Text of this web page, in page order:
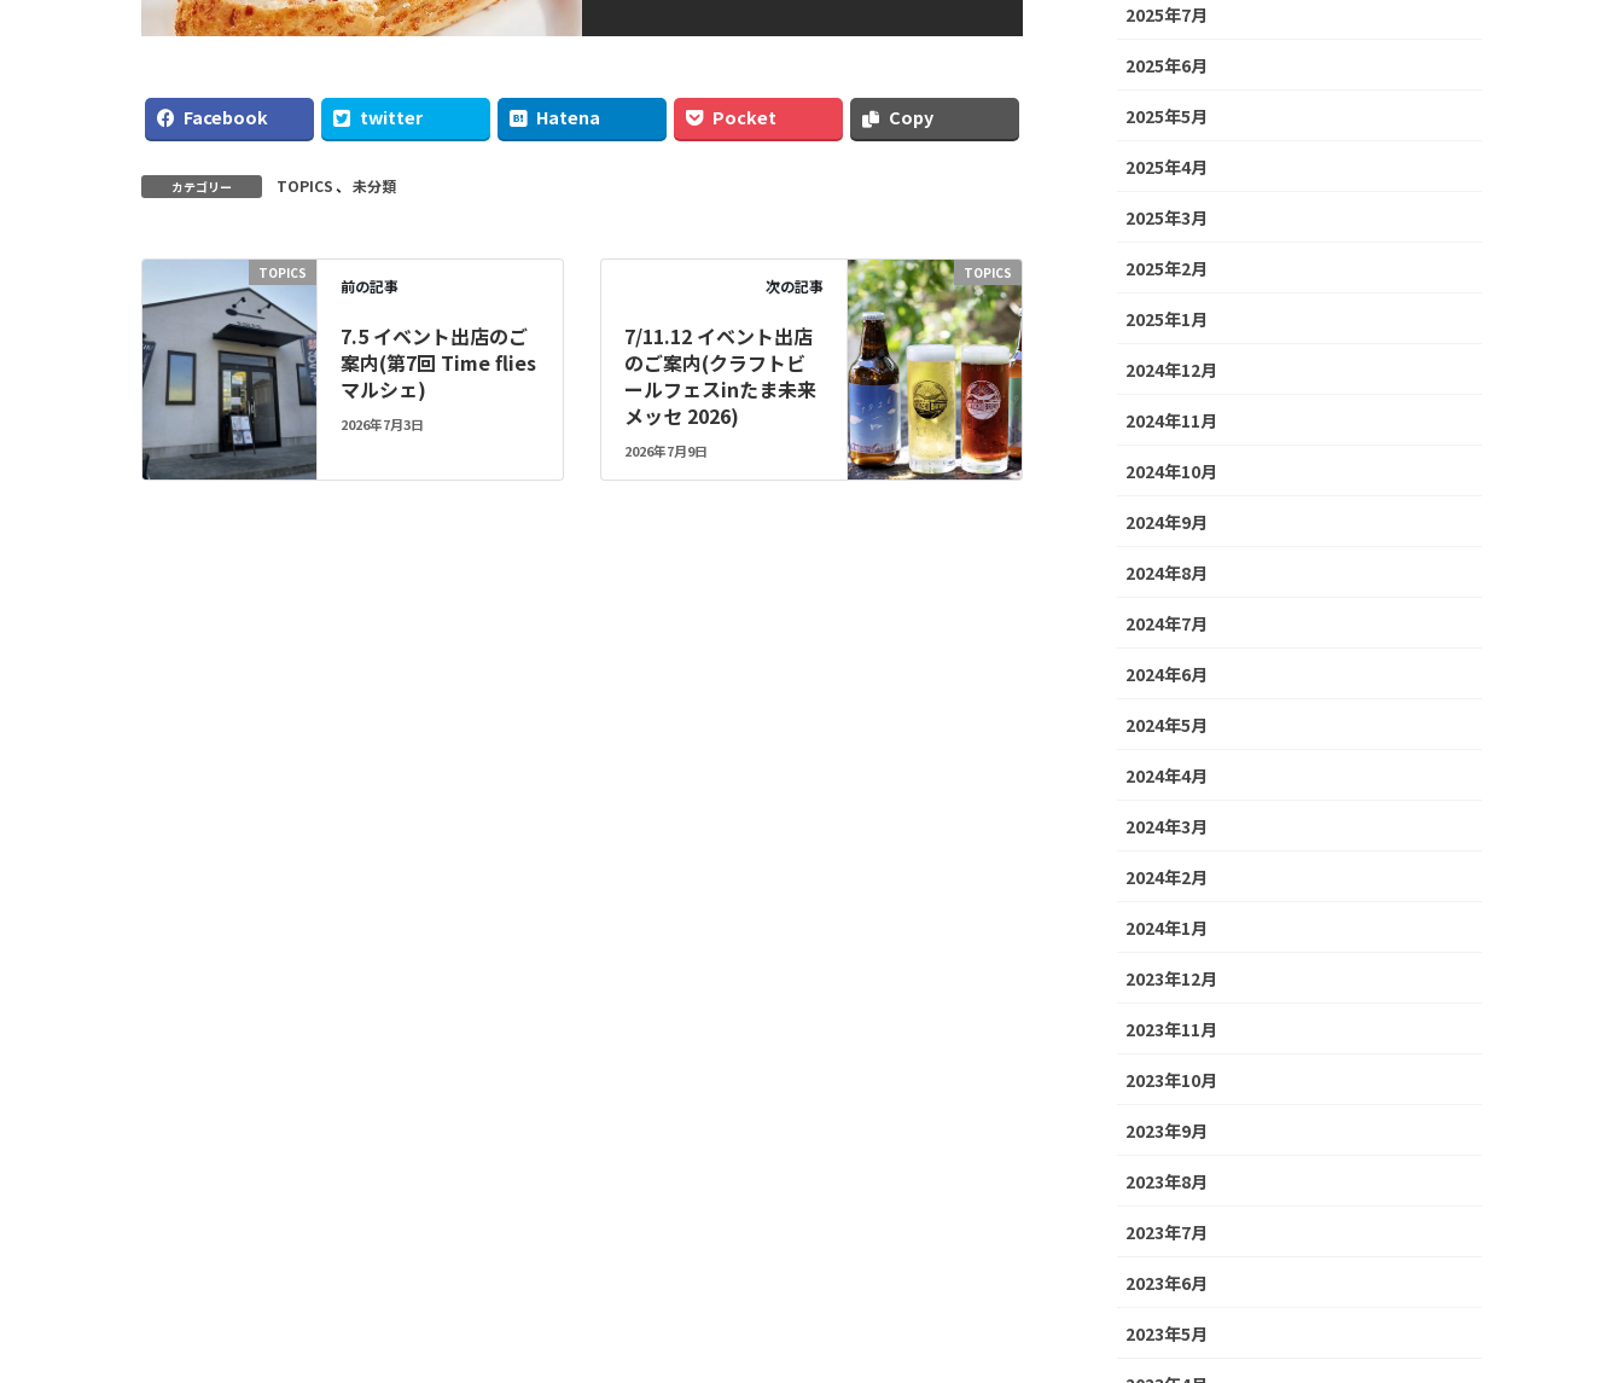
Facebook twitter Hatena Pocket Copy
カテゴリー TOPICS、 未分類
TOPICS
前の記事
7.5 イベント出店のご
案内(第7回 Time flies
マルシェ)
2026年7月3日
TOPICS
次の記事
7/11.12 イベント出店
のご案内(クラフトビ
ールフェスinたま未来
メッセ 2026)
2026年7月9日
2025年7月
2025年6月
2025年5月
2025年4月
2025年3月
2025年2月
2025年1月
2024年12月
2024年11月
2024年10月
2024年9月
2024年8月
2024年7月
2024年6月
2024年5月
2024年4月
2024年3月
2024年2月
2024年1月
2023年12月
2023年11月
2023年10月
2023年9月
2023年8月
2023年7月
2023年6月
2023年5月